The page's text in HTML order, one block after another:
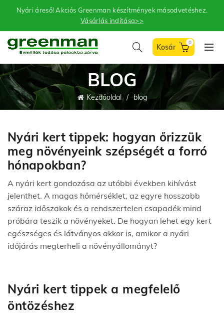
Nyári áreső! Akciós Greenman készítmények másodvetéshez.
Vásárlás indítása>>
0
BLOG
Kezdőoldal blog
Nyári kert tippek: hogyan őrizzük
meg növényeink szépségét a forró
hónapokban?
A nyári kert gondozása az utóbbi években kihívást
jelenthet. A magas hőmérséklet, az egyre hosszabb
száraz időszakok és a rendszertelen csapadék mind
próbára teszik a növényeket. De hogyan lehet egy kert
egészséges és látványos akkor is, amikor a nyári
időjárás megterheli a növényállományt?
Nyári kert tippek a megfelelő
öntözéshez